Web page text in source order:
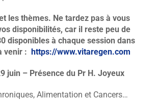
les thèmes. Ne tardez pas à vous
disponibilités, car il reste peu de
disponibles à chaque session dans
venir : https://www.vitaregen.com
juin – Présence du Pr H. Joyeux
Alimentation et Cancers…